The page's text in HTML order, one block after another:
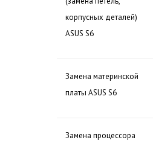
корпусных деталей)
ASUS S6
Замена материнской
платы ASUS S6
Замена процессора